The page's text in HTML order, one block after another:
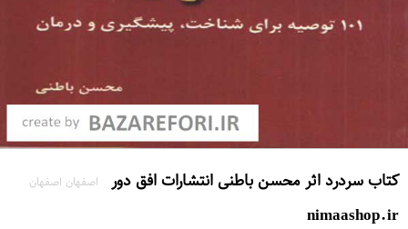
کتاب سردرد اثر محسن باطنی انتشارات افق دور اصفهان اصفهان
nimaashop.ir